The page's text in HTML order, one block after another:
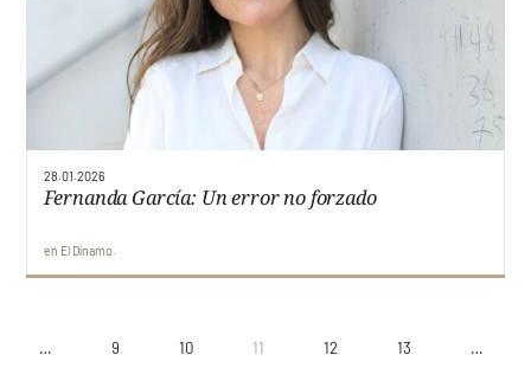
28.01.2026
Fernanda García: Un error no forzado
en El Dínamo
… 9 10 11 12 13 …